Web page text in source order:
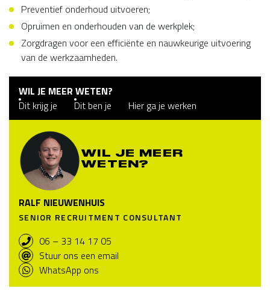
Preventief onderhoud uitvoeren;
Opruimen en onderhouden van de werkplek;
Zorgdragen voor een efficiënte en nauwkeurige uitvoering
van de werkzaamheden.
WIL JE MEER WETEN?
Dit krijg je
Dit ben je Hier ga je werken
WIL JE MEER
WETEN?
RALF NIEUWENHUIS
SENIOR RECRUITMENT CONSULTANT
06 – 33 14 17 05
Stuur ons een email
WhatsApp ons